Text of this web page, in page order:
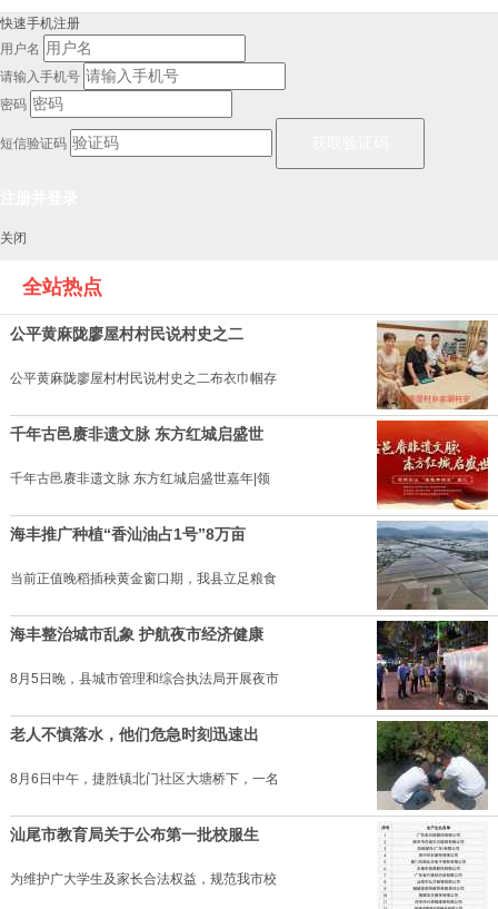
快速手机注册
用户名
请输入手机号
密码
短信验证码
关闭
全站热点
公平黄麻陇廖屋村村民说村史之二
公平黄麻陇廖屋村村民说村史之二布衣巾帼存
千年古邑赓非遗文脉 东方红城启盛世
千年古邑赓非遗文脉 东方红城启盛世嘉年|领
海丰推广种植“香汕油占1号”8万亩
当前正值晚稻插秧黄金窗口期，我县立足粮食
海丰整治城市乱象 护航夜市经济健康
8月5日晚，县城市管理和综合执法局开展夜市
老人不慎落水，他们危急时刻迅速出
8月6日中午，捷胜镇北门社区大塘桥下，一名
汕尾市教育局关于公布第一批校服生
为维护广大学生及家长合法权益，规范我市校